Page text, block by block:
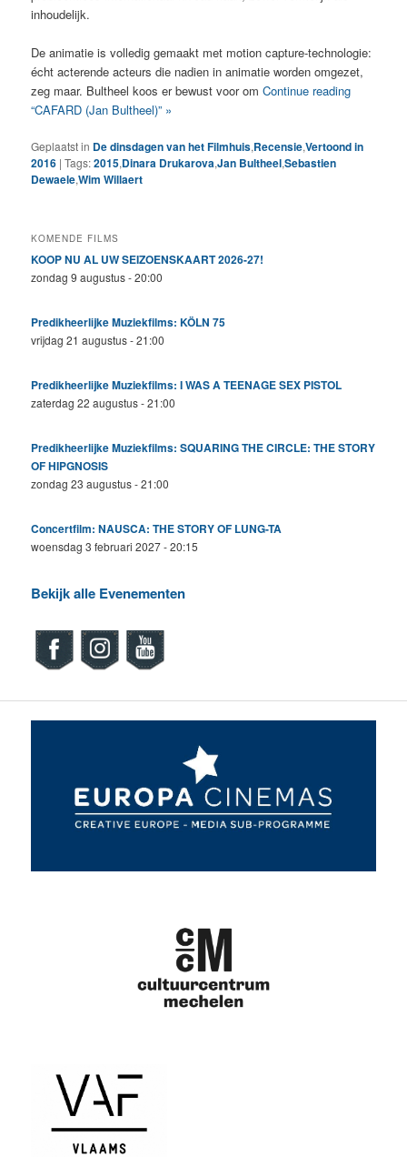
inhoudelijk.
De animatie is volledig gemaakt met motion capture-technologie:
écht acterende acteurs die nadien in animatie worden omgezet,
zeg maar. Bultheel koos er bewust voor omContinue reading
“CAFARD (Jan Bultheel)” »
Geplaatst in De dinsdagen van het Filmhuis,Recensie,Vertoond in
2016 |Tags:2015,Dinara Drukarova,Jan Bultheel,Sebastien
Dewaele,Wim Willaert
KOMENDE FILMS
KOOP NU AL UW SEIZOENSKAART 2026-27!
zondag 9 augustus - 20:00
Predikheerlijke Muziekfilms: KÖLN 75
vrijdag 21 augustus - 21:00
Predikheerlijke Muziekfilms: I WAS A TEENAGE SEX PISTOL
zaterdag 22 augustus - 21:00
Predikheerlijke Muziekfilms: SQUARING THE CIRCLE: THE STORY
OF HIPGNOSIS
zondag 23 augustus - 21:00
Concertfilm: NAUSCA: THE STORY OF LUNG-TA
woensdag 3 februari 2027 - 20:15
Bekijk alle Evenementen